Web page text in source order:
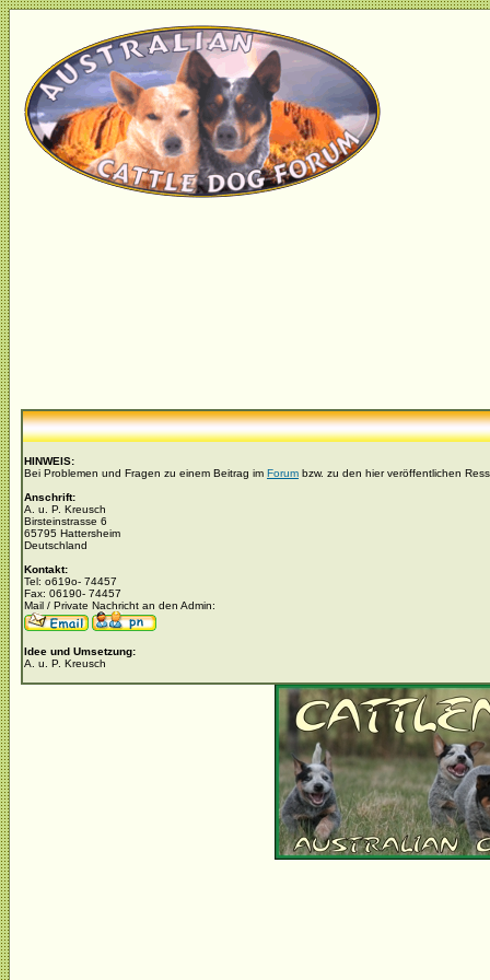
HINWEIS:
Bei Problemen und Fragen zu einem Beitrag im Forum bzw. zu den hier veröffentlichen
Anschrift:
A. u. P. Kreusch
Birsteinstrasse 6
65795 Hattersheim
Deutschland
Kontakt:
Tel: o619o- 74457
Fax: 06190- 74457
Mail / Private Nachricht an den Admin:
Idee und Umsetzung:
A. u. P. Kreusch